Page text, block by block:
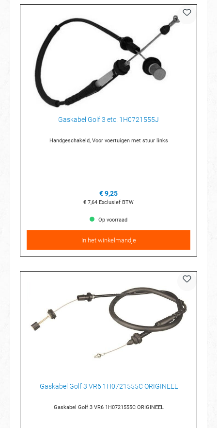
Gaskabel Golf 3 etc. 1H0721555J
Handgeschakeld, Voor voertuigen met stuur links
€ 9,25
€ 7,64 Exclusief BTW
Op voorraad
In het winkelmandje
Gaskabel Golf 3 VR6 1H0721555C ORIGINEEL
Gaskabel Golf 3 VR6 1H0721555C ORIGINEEL